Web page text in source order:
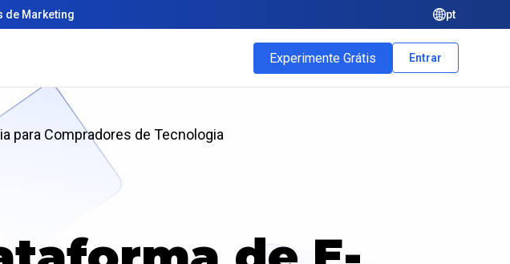
de Marketing pt
Experimente Grátis Entrar
para Compradores de Tecnologia